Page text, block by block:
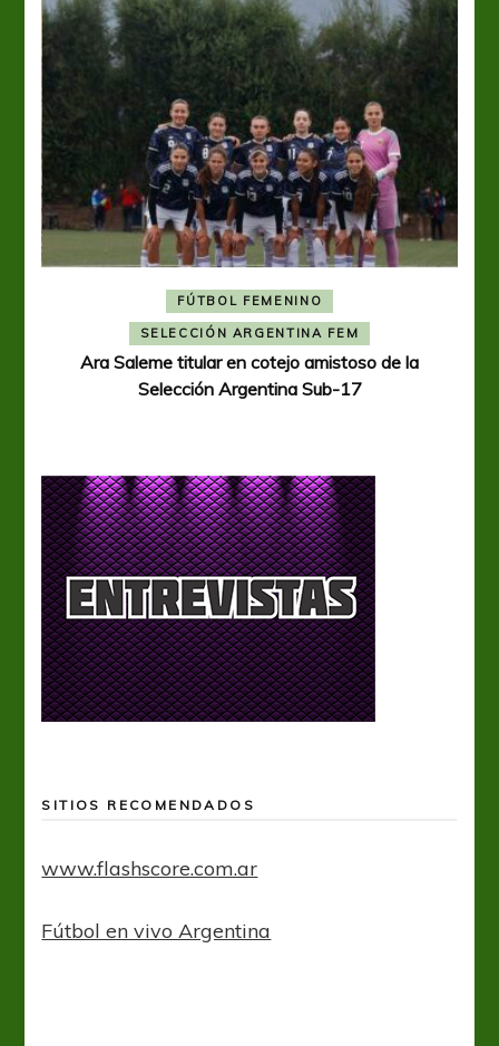
FÚTBOL FEMENINO
SELECCIÓN ARGENTINA FEM
Ara Saleme titular en cotejo amistoso de la
Selección Argentina Sub-17
SITIOS RECOMENDADOS
www.flashscore.com.ar
Fútbol en vivo Argentina